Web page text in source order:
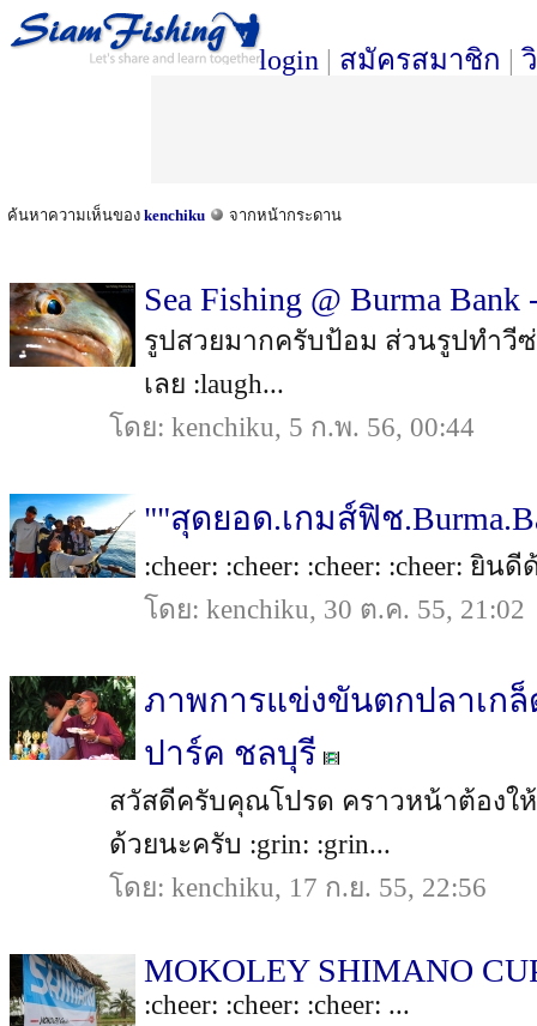
login | สมัครสมาชิก |
ค้นหาความเห็นของ kenchiku จากหน้ากระดาน
Sea Fishing @ Burma Bank
รูปสวยมากครับป้อม ส่วนรูปทำวีซ่
เลย :laugh...
โดย: kenchiku, 5 ก.พ. 56, 00:44
""สุดยอด.เกมส์ฟิช
:cheer: :cheer: :cheer: :cheer: ยิน
โดย: kenchiku, 30 ต.ค. 55, 21:02
ภาพการแข่งขันตกปลาเก
ปาร์ค ชลบุรี
สวัสดีครับคุณโปรด คราวหน้าต้องใ
ด้วยนะครับ :grin: :grin...
โดย: kenchiku, 17 ก.ย. 55, 22:56
MOKOLEY SHIMANO
:cheer: :cheer: :cheer: ...